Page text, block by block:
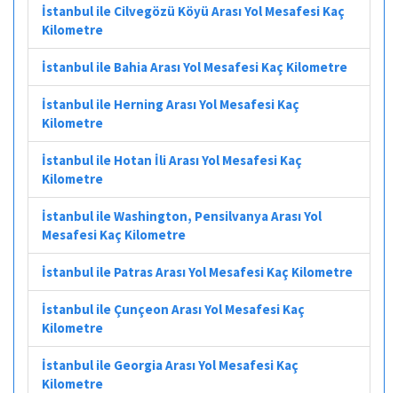
İstanbul ile Cilvegözü Köyü Arası Yol Mesafesi Kaç
Kilometre
İstanbul ile Bahia Arası Yol Mesafesi Kaç Kilometre
İstanbul ile Herning Arası Yol Mesafesi Kaç
Kilometre
İstanbul ile Hotan İli Arası Yol Mesafesi Kaç
Kilometre
İstanbul ile Washington, Pensilvanya Arası Yol
Mesafesi Kaç Kilometre
İstanbul ile Patras Arası Yol Mesafesi Kaç Kilometre
İstanbul ile Çunçeon Arası Yol Mesafesi Kaç
Kilometre
İstanbul ile Georgia Arası Yol Mesafesi Kaç
Kilometre